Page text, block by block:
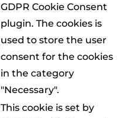
GDPR Cookie Consent
plugin. The cookies is
used to store the user
consent for the cookies
in the category
"Necessary".
This cookie is set by